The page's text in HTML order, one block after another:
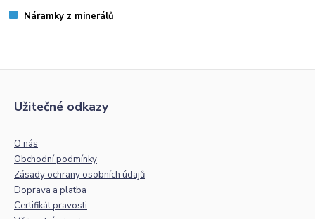
Náramky z minerálů
Užitečné odkazy
O nás
Obchodní podmínky
Zásady ochrany osobních údajů
Doprava a platba
Certifikát pravosti